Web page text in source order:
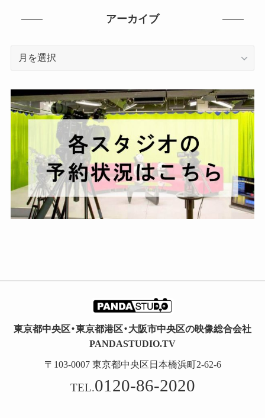
アーカイブ
イ
ブ
東京都中央区・東京都港区・大阪市中央区の映像総合会社
PANDASTUDIO.TV
〒103-0007 東京都中央区日本橋浜町2-62-6
TEL.0120-86-2020